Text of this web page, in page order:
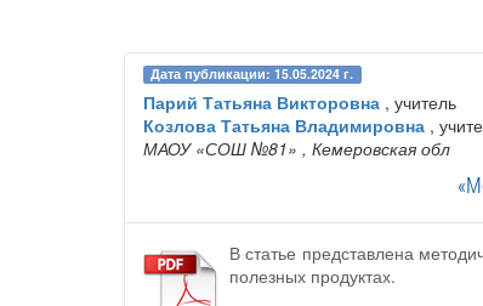
Дата публикации: 15.05.2024 г.
Парий Татьяна Викторовна , учитель
Козлова Татьяна Владимировна ,
МАОУ «СОШ №81» , Кемеровская обл
В статье представлена
полезных продуктах.